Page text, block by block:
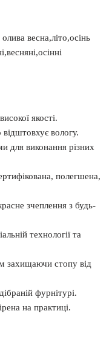
весна,літо,осінь
якості.
вологу.
для виконання різних
полегшена,
зчеплення з будь-
технології та
захищаючи стопу від
фурнітурі.
на практиці.